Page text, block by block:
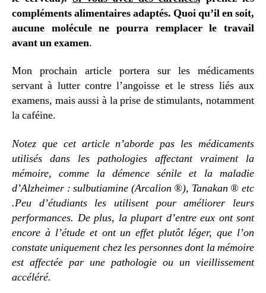
compléments alimentaires adaptés. Quoi qu’il en soit,
aucune molécule ne pourra remplacer le travail
avant un examen.
Mon prochain article portera sur les médicaments
servant à lutter contre l’angoisse et le stress liés aux
examens, mais aussi à la prise de stimulants, notamment
la caféine.
Notez que cet article n’aborde pas les médicaments
utilisés dans les pathologies affectant vraiment la
mémoire, comme la démence sénile et la maladie
d’Alzheimer : sulbutiamine (Arcalion ®), Tanakan ® etc
.Peu d’étudiants les utilisent pour améliorer leurs
performances. De plus, la plupart d’entre eux ont sont
encore à l’étude et ont un effet plutôt léger, que l’on
constate uniquement chez les personnes dont la mémoire
est affectée par une pathologie ou un vieillissement
accéléré.